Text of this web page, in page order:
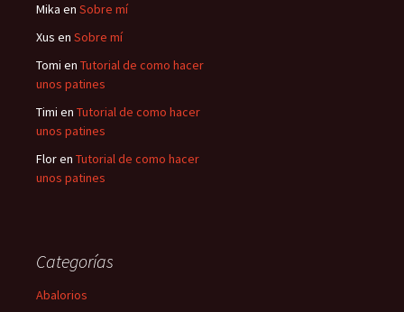
Mika en Sobre mí
Xus en Sobre mí
Tomi en Tutorial de como hacer
unos patines
Timi en Tutorial de como hacer
unos patines
Floren Tutorial de como hacer
unos patines
Categorías
Abalorios